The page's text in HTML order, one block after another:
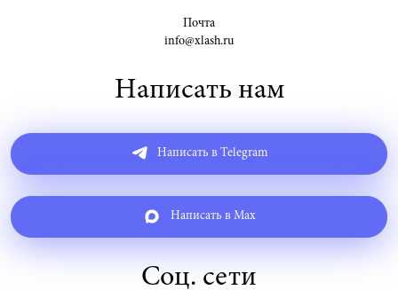
Почта
info@xlash.ru
Написать нам
Написать в Telegram
Написать в Max
Соц. сети